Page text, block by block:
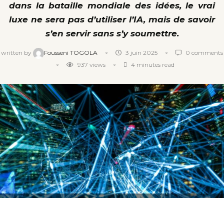
dans la bataille mondiale des idées, le vrai
luxe ne sera pas d’utiliser l’IA, mais de savoir
s’en servir sans s’y soumettre.
written by Fousseni TOGOLA 3 juin 2025
0 comments
937 views 4 minutes read